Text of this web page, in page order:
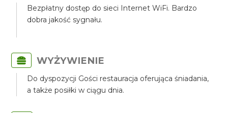
Bezpłatny dostęp do sieci Internet WiFi. Bardzo
dobra jakość sygnału.
WYŻYWIENIE
Do dyspozycji Gości restauracja oferująca śniadania,
a także posiłki w ciągu dnia.